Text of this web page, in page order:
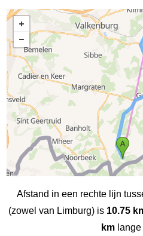
Afstand in een rechte lijn
(zowel van Limburg) is 10.75
kmlange